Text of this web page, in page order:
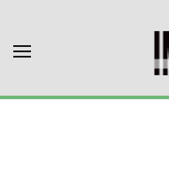
Skip to main content